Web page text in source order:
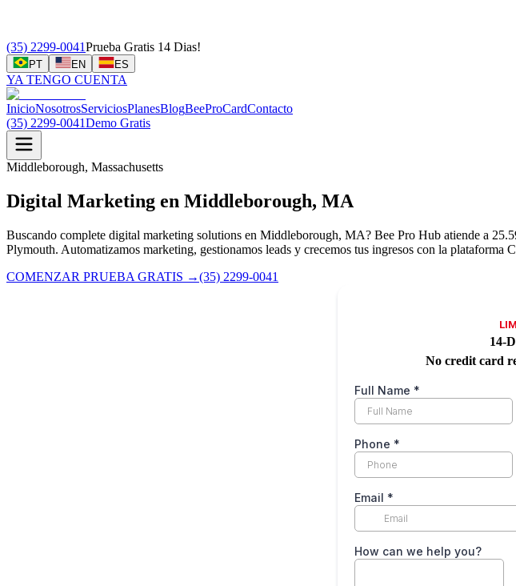
(35) 2299-0041Prueba Gratis 14 Dias!
PT EN ES
YA TENGO CUENTA
InicioNosotrosServiciosPlanesBlogBeeProCardContacto
(35) 2299-0041Demo Gratis
Middleborough, Massachusetts
Digital Marketing en Middleborough, MA
Buscando complete digital marketing solutions en Middleborough, MA? Bee Pro Hub atiende a
Plymouth. Automatizamos marketing, gestionamos leads y crecemos tus ingresos con la plataforma
COMENZAR PRUEBA GRATIS →(35) 2299-0041